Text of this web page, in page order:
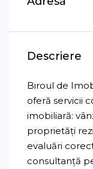
Descriere
Biroul de
oferă servicii
imobiliară:
proprietăți
evaluări
consultanță